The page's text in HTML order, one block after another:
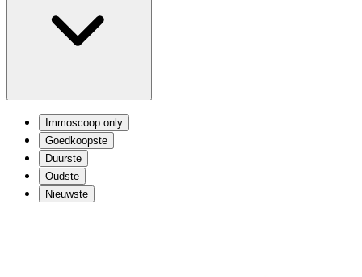
Immoscoop only
Goedkoopste
Duurste
Oudste
Nieuwste